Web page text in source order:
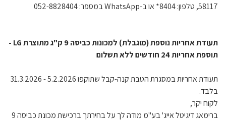
58117, טלפון: 8404* או ב-WhatsApp במספר: 052-8828404
תעודת אחריות נוספת (מוגבלת) למכונות כביסה 9 ק"ג מתוצרת LG -
תוספת אחריות 24 חודשים ללא תשלום
תעודת אחריות במסגרת הטבת קנה-קבל שתוקפו 5.2.2026 - 31.3.2026
בלבד.
לקוח יקר,
ברימאג דיגיטל אייג' בע"מ מודה לך על בחירתך ברכישת מכונת כביסה 9